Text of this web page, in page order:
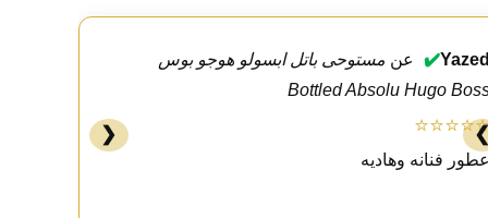
Yazed
✔️ عن مستوحى باتل ابسولو هوجو بوس
Bottled Absolu Hugo
عطور فنانه وهاديه
❮ ❯